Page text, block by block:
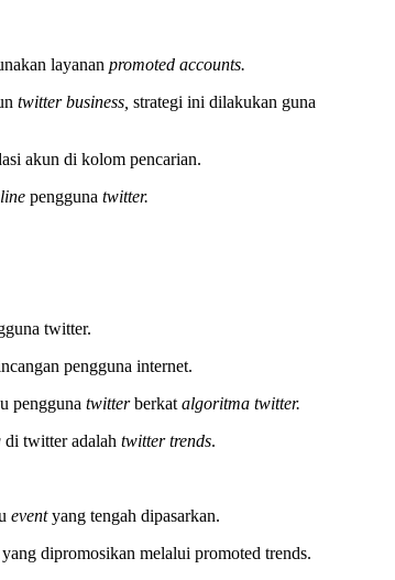
layananpromoted accounts.
twitter business, strategi ini dilakukan guna
akun di kolom pencarian.
penggunatwitter.
twitter.
pengguna internet.
pengguna twitterberkatalgoritma twitter.
di twitter adalahtwitter trends.
eventyang tengah dipasarkan.
dipromosikan melalui promoted trends.